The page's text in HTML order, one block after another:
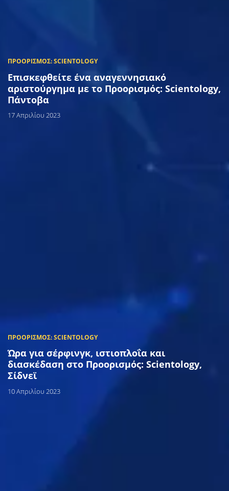
Επισκεφθείτε ένα αναγεννησιακό
αριστούργημα με το Προορισμός: Scientology,
Πάντοβα
17 Απριλίου 2023
Ώρα για σέρφινγκ, ιστιοπλοΐα και
διασκέδαση στο Προορισμός: Scientology,
Σίδνεϊ
10 Απριλίου 2023